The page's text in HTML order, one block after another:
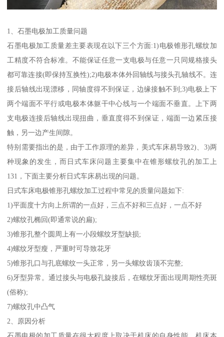
1、石墨电极加工质量问题
石墨电极加工质量差主要表现在以下三个方面:1)电极锥形孔螺纹加
工精度不符合标准。不能保证任意一支电极与任意一只同规格接头
都可靠连接(即保持互换性);2)电极本体外回轴线与接头孔轴线不。连
接后轴线出现漂移，同轴度得不到保证，边缘接触不到;3)电极上下
两个端面不平行或电极本体躯干中心线与一个端面不垂直。上下两
支电极连接后轴线出现扭曲，垂直度得不到保证，端面一边紧压接
触，另一边产生间隙。
特别需要指出的是，由于工作原理的差异，美式车床易导致2)、3)两
种现象的发生，而日式车床问题主要集中在锥形螺纹孔的加工上
131，下面主要分析日式车床易出现的问题。
日式车床电极锥形孔螺纹加工过程中常见的质量问题如下:
1)平面度十方向上所谓的一点好，三点不好和三点好，一点不好
2)螺纹孔椭回(即通常说的扁);
3)锥形孔整个圆周上有一小段螺纹牙型缺损;
4)螺纹牙型瘦，严重时可导致花牙
5)锥形孔口与孔底螺纹一头正常，另一头螺纹齿顶不完整;
6)牙型异常。通过接头与电极孔旋接后，在螺纹牙面出现周期性亮斑
(俗称);
7)螺纹孔中凸气
2、原因分析